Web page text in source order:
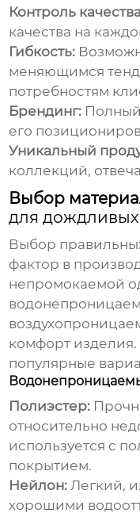
Контроль
качества на
Гибкость:
меняющимся
потребностям
Брендинг:
его
Уникальный
коллекций,
Выбор
для
Выбор
фактор в
непромокаемой
комфорт
популярные
Полиэстер:
относительно
используется с
покрытием.
Нейлон: Легкий,
хорошими